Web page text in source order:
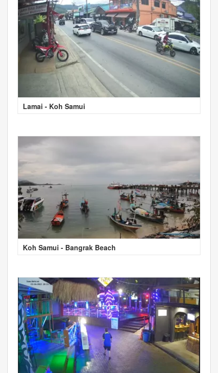
Lamai - Koh Samui
Koh Samui - Bangrak Beach